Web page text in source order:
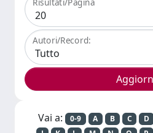
Risultati/Pagina
Autori/Record:
Vai a: 0-9 A B C D